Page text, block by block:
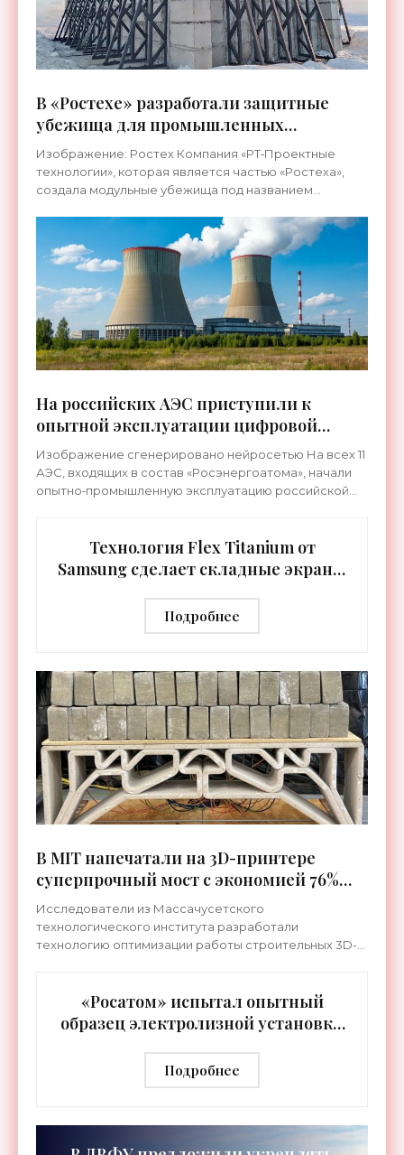
В «Ростехе» разработали защитные
убежища для промышленных
предприятий - «Технологии»
Изображение: Ростех Компания «РТ‑Проектные
технологии», которая является частью «Ростеха»,
создала модульные убежища под названием
частности, такие
На российских АЭС приступили к
опытной эксплуатации цифровой
системы «ТОРЭКС» - «Технологии»
Изображение сгенерировано нейросетью На всех 11
АЭС, входящих в состав «Росэнергоатома», начали
опытно‑промышленную эксплуатацию российской
Технология Flex Titanium от
Samsung сделает складные экраны
«Технологии»
Подробнее
В MIT напечатали на 3D-принтере
суперпрочный мост с экономией 76%
бетона - «Технологии»
Исследователи из Массачусетского
технологического института разработали
технологию оптимизации работы строительных 3D-
«Росатом» испытал опытный
образец электролизной установки
«Технологии»
Подробнее